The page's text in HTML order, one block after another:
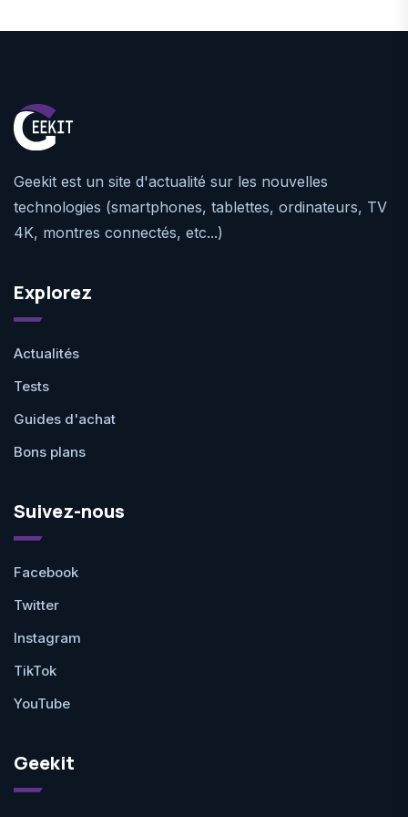
Geekit est un site d'actualité sur les nouvelles
technologies (smartphones, tablettes, ordinateurs, TV
4K, montres connectés, etc...)
Explorez
Actualités
Tests
Guides d'achat
Bons plans
Suivez-nous
Facebook
Twitter
Instagram
TikTok
YouTube
Geekit